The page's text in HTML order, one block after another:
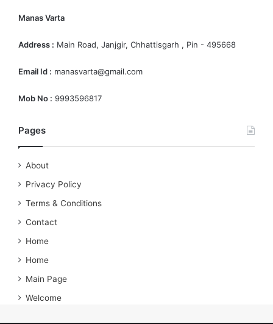
Manas Varta
Address : Main Road, Janjgir, Chhattisgarh , Pin - 495668
Email Id : manasvarta@gmail.com
Mob No : 9993596817
Pages
About
Privacy Policy
Terms & Conditions
Contact
Home
Home
Main Page
Welcome